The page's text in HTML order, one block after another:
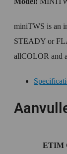
miniTWS is an
STEADY or
allCOLOR and
ETIM